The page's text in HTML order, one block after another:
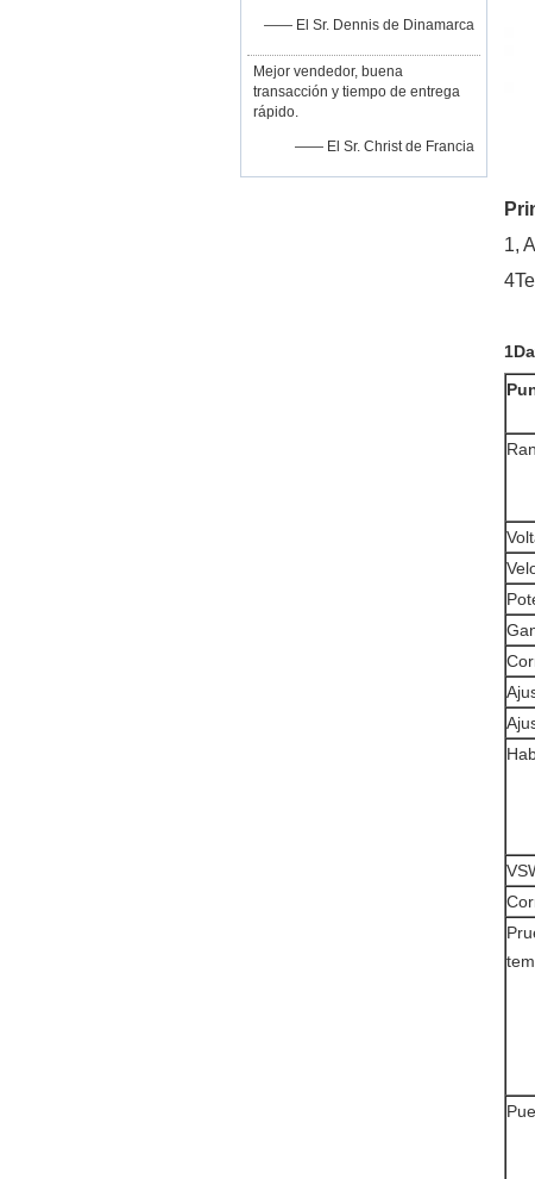
—— El Sr. Dennis de Dinamarca
Mejor vendedor, buena
transacción y tiempo de entrega
rápido.
—— El Sr. Christ de Francia
1,